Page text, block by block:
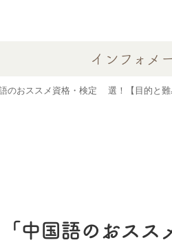
インフォメ
のおススメ資格・検定7選！【目的と難
中国語のおス